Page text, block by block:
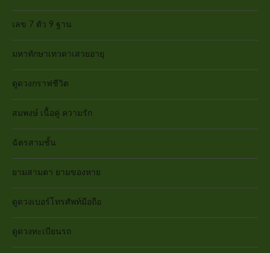
เลข 7 ตัว 9 ฐาน
มหาทักษาเทวดาเสวยอายุ
ดูดวงกราฟชีวิต
สมพงษ์ เนื้อคู่ ความรัก
ฉัตรสามชั้น
ยามสามตา ยามของหาย
ดูดวงเบอร์โทรศัพท์มือถือ
ดูดวงทะเบียนรถ